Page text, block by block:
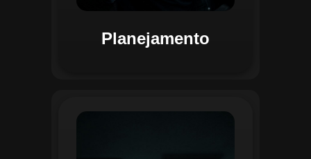
Planejamento